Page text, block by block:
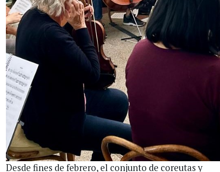
Desde fines de febrero, el conjunto de coreutas y